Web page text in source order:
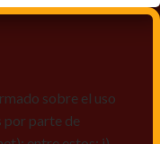
sobre el uso
por parte de